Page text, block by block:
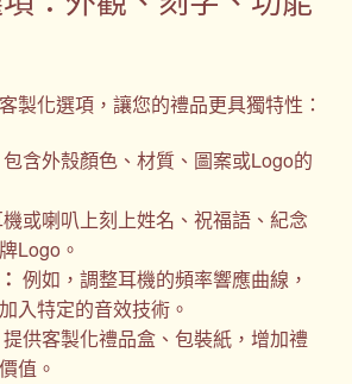
製化選項，讓您的禮品更具獨特性：
包含外殼顏色、材質、圖案或Logo的
或喇叭上刻上姓名、祝福語、紀念
Logo。
例如，調整耳機的頻率響應曲線，
入特定的音效技術。
提供客製化禮品盒、包裝紙，增加禮
值。